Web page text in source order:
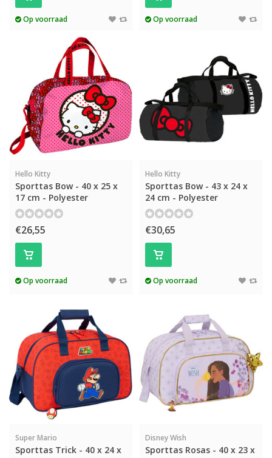
Op voorraad Op voorraad
Hello Kitty
Sporttas Bow - 40 x 25 x
17 cm - Polyester
€26,55
Op voorraad
Hello Kitty
Sporttas Bow - 43 x 24 x
24 cm - Polyester
€30,65
Op voorraad
Super Mario
Sporttas Trick - 40 x 24 x
Disney Wish
Sporttas Rosas - 40 x 23 x